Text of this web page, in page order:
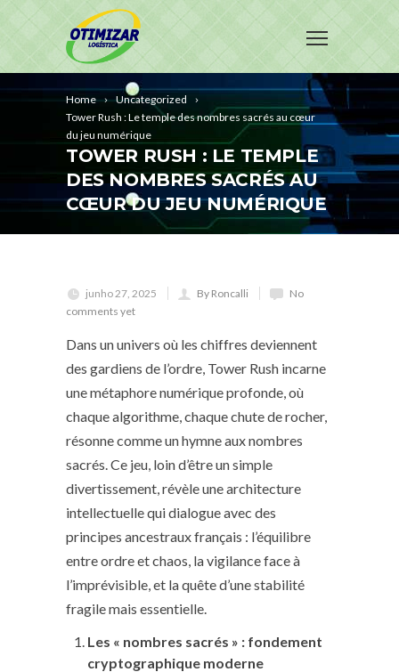
Home
Uncategorized
Tower Rush : Le temple des nombres sacrés au cœur
du jeu numérique
TOWER RUSH : LE TEMPLE
DES NOMBRES SACRÉS AU
CŒUR DU JEU NUMÉRIQUE
junho 27, 2025 By Roncalli
No
comments yet
Dans un univers où les chiffres deviennent
des gardiens de l’ordre, Tower Rush incarne
une métaphore numérique profonde, où
chaque algorithme, chaque chute de rocher,
résonne comme un hymne aux nombres
sacrés. Ce jeu, loin d’être un simple
divertissement, révèle une architecture
intellectuelle qui dialogue avec des
principes ancestraux français : l’équilibre
entre ordre et chaos, la vigilance face à
l’imprévisible, et la quête d’une stabilité
fragile mais essentielle.
Les « nombres sacrés » : fondement
cryptographique moderne